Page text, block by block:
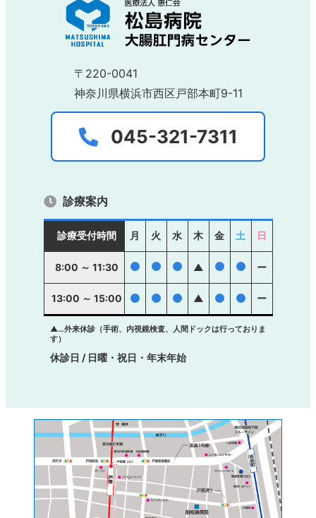
〒220-0041
神奈川県横浜市西区戸部本町9-11
045-321-7311
診療案内
診療受付時間 月 火 水 木 金 土 日
8:00 ～ 11:30 ● ● ● ▲ ● ● ー
13:00 ～ 15:00 ● ● ● ▲ ● ● ー
▲…外来休診（手術、内視鏡検査、人間ドックは行っておりま
す）
休診日 / 日曜・祝日・年末年始